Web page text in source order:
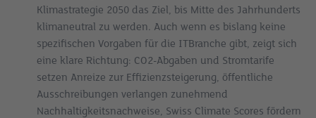
Klimastrategie 2050 das Ziel, bis Mitte des Jahrhunderts
klimaneutral zu werden. Auch wenn es bislang keine
spezifischen Vorgaben für die ITBranche gibt, zeigt sich
eine klare Richtung: CO2-Abgaben und Stromtarife
setzen Anreize zur Effizienzsteigerung, öffentliche
Ausschreibungen verlangen zunehmend
Nachhaltigkeitsnachweise, Swiss Climate Scores fördern